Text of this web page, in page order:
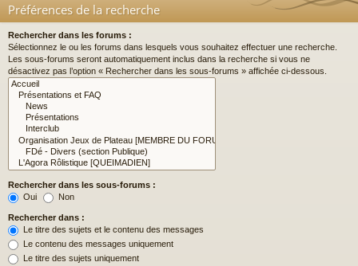
Préférences de la recherche
Rechercher dans les forums :
Sélectionnez le ou les forums dans lesquels vous souhaitez effectuer une recherche.
Les sous-forums seront automatiquement inclus dans la recherche si vous ne
désactivez pas l’option « Rechercher dans les sous-forums » affichée ci-dessous.
Rechercher dans les sous-forums :
Oui
Non
Rechercher dans :
Le titre des sujets et le contenu des messages
Le contenu des messages uniquement
Le titre des sujets uniquement